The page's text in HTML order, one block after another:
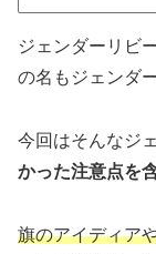
ジェンダーリビ
の名もジェンダ
今回はそんなジ
かった注意点を
旗のアイディア